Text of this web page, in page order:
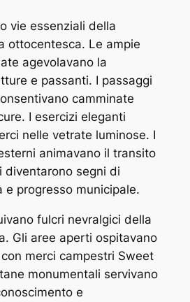
vie essenziali della
ottocentesca. Le ampie
agevolavano la
e passanti. I passaggi
camminate
I esercizi eleganti
nelle vetrate luminose. I
animavano il transito
diventarono segni di
e progresso municipale.
fulcri nevralgici della
Gli aree aperti ospitavano
merci campestri Sweet
monumentali servivano
e